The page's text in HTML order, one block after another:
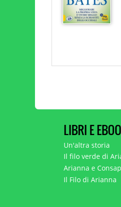
LIBRI E
Un'altra storia
Il filo verde di
Arianna e
Il Filo di Arianna